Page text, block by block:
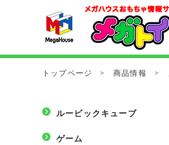
トップページ > 商品情報 >
ルービックキューブ
ゲーム